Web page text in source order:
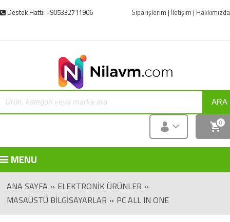
Destek Hattı: +905332711906 Siparişlerim | İletişim | Hakkımızda
ARA
0
MENU
ANA SAYFA » ELEKTRONIK ÜRÜNLER »
MASAÜSTÜ BILGISAYARLAR » PC ALL IN ONE